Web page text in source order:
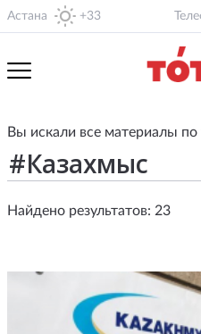
Астана +33
Вы искали все материалы по
Найдено результатов: 23